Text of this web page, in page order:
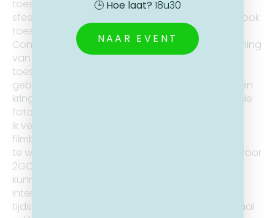
toestemming om niet-geposeerde, foto’s en
sfeerbeelden te maken en te publiceren. Ik geef ook
toestemming voor de publicatie van citaten.
Conform de privacywet verleen ik via ondertekening
van dit formulier mijn expliciete
toestemming voor enerzijds het maken en het
gebruik van gerichte foto’s en beelden in besloten
kring (alsook anderzijds met het doel waarvoor de
foto’s zijn genomen).
Ik verklaar mij akkoord dat van mij foto’s en/of
filmbeelden worden opgenomen met als doel
te worden gebruikt als communicatiemateriaal voor
2GO VZW en dat deze afbeeldingen aldus
kunnen worden verspreid, intern of extern, op
internet (publiek) of via intranet, in een krant,
tijdschrift (publiek), folder etc. en dat het materiaal
🕒 Hoe laat? 18u30
NAAR EVENT